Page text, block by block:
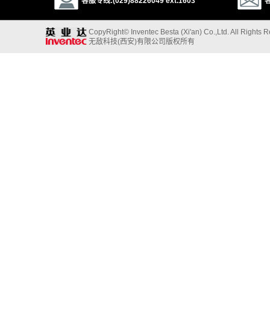
CopyRight© Inventec Besta (Xi'an) Co.,Ltd. All Rights
无敌科技(西安)有限公司版权所有